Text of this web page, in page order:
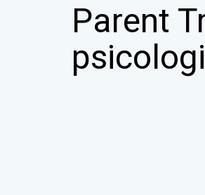
Parent